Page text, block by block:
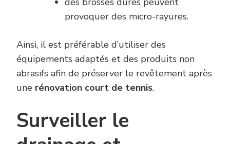
provoquer des micro-rayures.
Ainsi, il est préférable d’utiliser des
équipements adaptés et des produits non
abrasifs afin de préserver le revêtement après
une rénovation court de tennis.
Surveiller le